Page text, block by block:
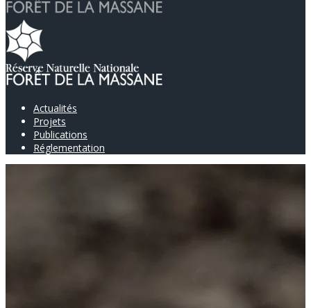
Actualités
Projets
Publications
Réglementation